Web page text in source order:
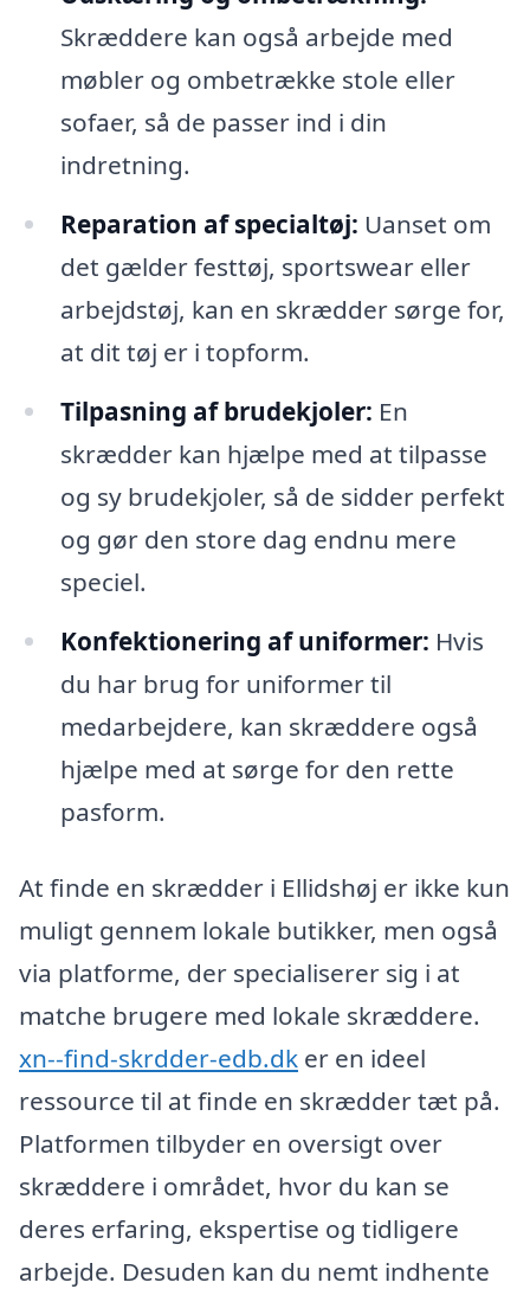
Skræddere kan også arbejde med
møbler og ombetrække stole eller
sofaer, så de passer ind i din
indretning.
Reparation af specialtøj: Uanset om
det gælder festtøj, sportswear eller
arbejdstøj, kan en skrædder sørge for,
at dit tøj er i topform.
Tilpasning af brudekjoler: En
skrædder kan hjælpe med at tilpasse
og sy brudekjoler, så de sidder perfekt
og gør den store dag endnu mere
speciel.
Konfektionering af uniformer: Hvis
du har brug for uniformer til
medarbejdere, kan skræddere også
hjælpe med at sørge for den rette
pasform.
At finde en skrædder i Ellidshøj er ikke kun
muligt gennem lokale butikker, men også
via platforme, der specialiserer sig i at
matche brugere med lokale skræddere.
xn--find-skrdder-edb.dk er en ideel
ressource til at finde en skrædder tæt på.
Platformen tilbyder en oversigt over
skræddere i området, hvor du kan se
deres erfaring, ekspertise og tidligere
arbejde. Desuden kan du nemt indhente